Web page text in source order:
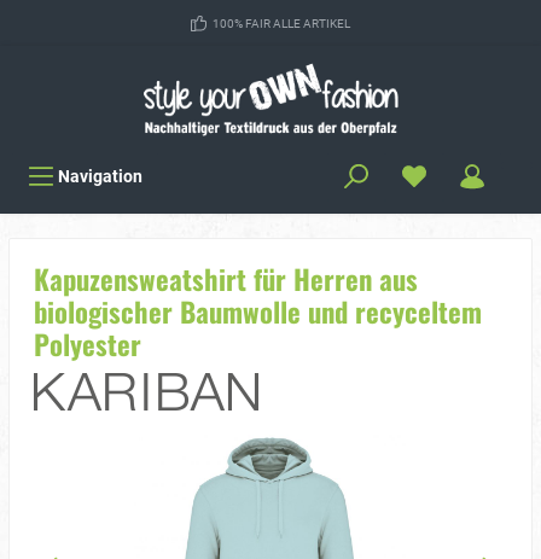
100% FAIR ALLE ARTIKEL
Navigation
Kapuzensweatshirt für Herren aus
biologischer Baumwolle und recyceltem
Polyester